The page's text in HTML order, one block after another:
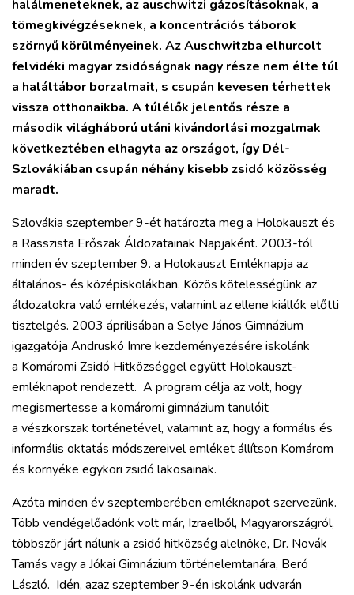
halálmeneteknek, az auschwitzi gázosításoknak, a
tömegkivégzéseknek, a koncentrációs táborok
szörnyű körülményeinek. Az Auschwitzba elhurcolt
felvidéki magyar zsidóságnak nagy része nem élte túl
a haláltábor borzalmait, s csupán kevesen térhettek
vissza otthonaikba. A túlélők jelentős része a
második világháború utáni kivándorlási mozgalmak
következtében elhagyta az országot, így Dél-
Szlovákiában csupán néhány kisebb zsidó közösség
maradt.
Szlovákia szeptember 9-ét határozta meg a Holokauszt és
a Rasszista Erőszak Áldozatainak Napjaként. 2003-tól
minden év szeptember 9. a Holokauszt Emléknapja az
általános- és középiskolákban. Közös kötelességünk az
áldozatokra való emlékezés, valamint az ellene kiállók előtti
tisztelgés. 2003 áprilisában a Selye János Gimnázium
igazgatója Andruskó Imre kezdeményezésére iskolánk
a Komáromi Zsidó Hitközséggel együtt Holokauszt-
emléknapot rendezett. A program célja az volt, hogy
megismertesse a komáromi gimnázium tanulóit
a vészkorszak történetével, valamint az, hogy a formális és
informális oktatás módszereivel emléket állítson Komárom
és környéke egykori zsidó lakosainak.
Azóta minden év szeptemberében emléknapot szervezünk.
Több vendégelőadónk volt már, Izraelből, Magyarországról,
többször járt nálunk a zsidó hitközség alelnöke, Dr. Novák
Tamás vagy a Jókai Gimnázium történelemtanára, Beró
László. Idén, azaz szeptember 9-én iskolánk udvarán